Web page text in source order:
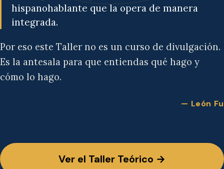
hispanohablante que la opera de manera
integrada.
Por eso este Taller no es un curso de divulgación.
Es la antesala para que entiendas qué hago y
cómo lo hago.
— León Fu
Ver el Taller Teórico →